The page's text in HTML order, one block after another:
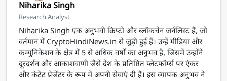
Niharika Singh
Research Analyst
Niharika Singh एक अनुभवी क्रिप्टो और ब्लॉकचेन जर्नलिस्ट हैं, जो
वर्तमान में CryptoHindiNews.in से जुड़ी हुई हैं। उन्हें मीडिया और
कम्युनिकेशन के क्षेत्र में 5 से अधिक वर्षों का अनुभव है, जिसमें उन्होंने
दूरदर्शन और आकाशवाणी जैसे देश के प्रतिष्ठित प्लेटफॉर्म्स पर एंकर
और कंटेंट प्रेजेंटर के रूप में अपनी सेवाएं दी हैं। इस व्यापक अनुभव ने